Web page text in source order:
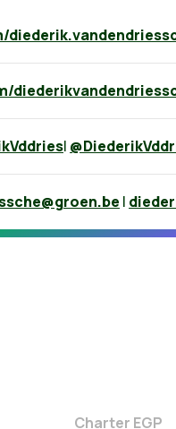
|
|
Charter EGP